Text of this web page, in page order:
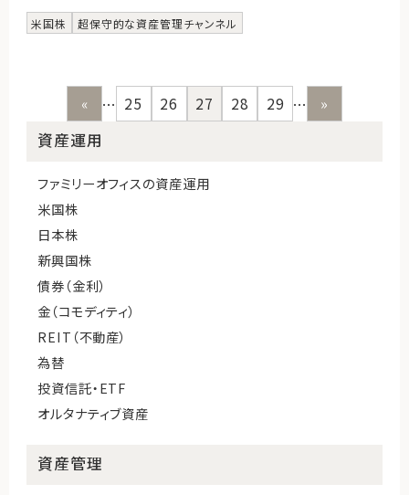
米国株 超保守的な資産管理チャンネル
« ... 25 26 27 28 29 ... »
資産運用
ファミリーオフィスの資産運用
米国株
日本株
新興国株
債券（金利）
金（コモディティ）
REIT（不動産）
為替
投資信託・ETF
オルタナティブ資産
資産管理